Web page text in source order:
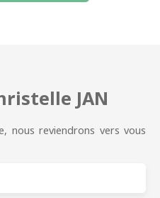
JAN
nous reviendrons vers vous